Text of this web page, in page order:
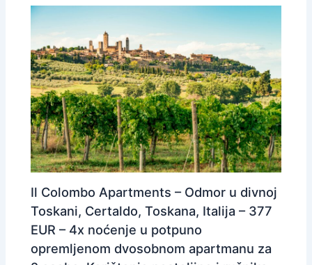
Il Colombo Apartments – Odmor u divnoj
Toskani, Certaldo, Toskana, Italija – 377
EUR – 4x noćenje u potpuno
opremljenom dvosobnom apartmanu za